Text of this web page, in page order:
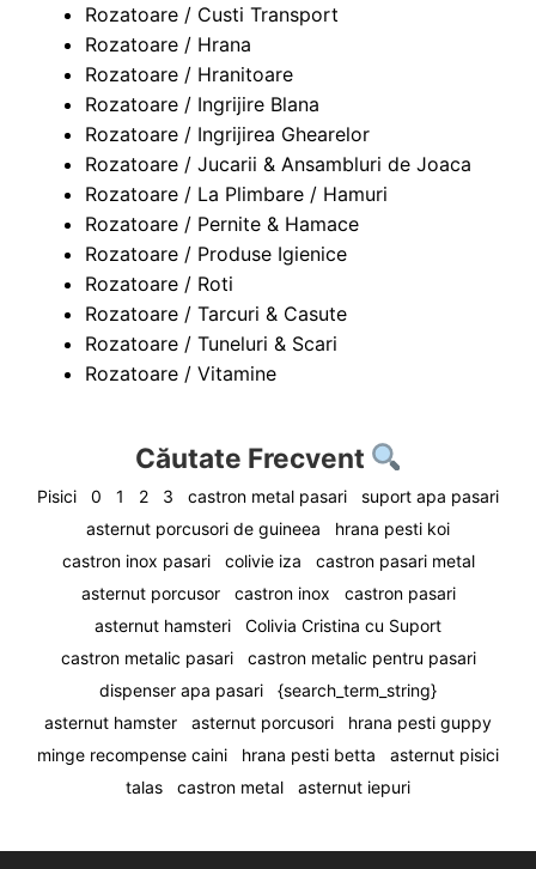
Rozatoare / Custi Transport
Rozatoare / Hrana
Rozatoare / Hranitoare
Rozatoare / Ingrijire Blana
Rozatoare / Ingrijirea Ghearelor
Rozatoare / Jucarii & Ansambluri de Joaca
Rozatoare / La Plimbare / Hamuri
Rozatoare / Pernite & Hamace
Rozatoare / Produse Igienice
Rozatoare / Roti
Rozatoare / Tarcuri & Casute
Rozatoare / Tuneluri & Scari
Rozatoare / Vitamine
Căutate Frecvent
Pisici 0 1 2 3 castron metal pasari
suport apa pasari
asternut porcusori de guineea
hrana pesti koi
castron inox pasari
colivie iza
castron pasari metal
asternut porcusor
castron inox
castron pasari
asternut hamsteri
Colivia Cristina cu Suport
castron metalic pasari
castron metalic pentru pasari
dispenser apa pasari
{search_term_string}
asternut hamster
asternut porcusori
hrana pesti guppy
minge recompense caini
hrana pesti betta
asternut pisici
talas
castron metal asternut iepuri